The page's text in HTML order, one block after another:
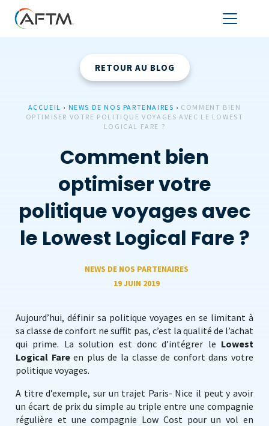
RETOUR AU BLOG
ACCUEIL › NEWS DE NOS PARTENAIRES › COMMENT BIEN
OPTIMISER VOTRE POLITIQUE VOYAGES AVEC LE LOWEST
LOGICAL FARE ?
Comment bien
optimiser votre
politique voyages avec
le Lowest Logical Fare ?
NEWS DE NOS PARTENAIRES
19 JUIN 2019
Aujourd’hui, définir sa politique voyages en se limitant à
sa classe de confort ne suffit pas, c’est la qualité de l’achat
qui prime. La solution est donc d’intégrer le Lowest
Logical Fareen plus de la classe de confort dans votre
politique voyages.
A titre d’exemple, sur un trajet Paris- Nice il peut y avoir
un écart de prix du simple au triple entre une compagnie
régulière et une compagnie Low Cost pour un vol en